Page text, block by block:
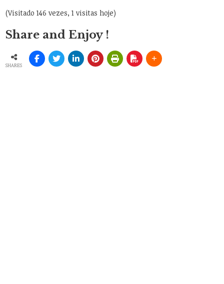
(Visitado 146 vezes, 1 visitas hoje)
Share and Enjoy !
SHARES